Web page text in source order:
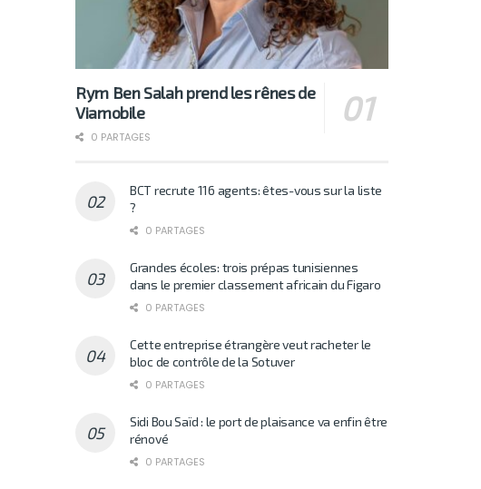
Rym Ben Salah prend les rênes de
Viamobile
0 PARTAGES
BCT recrute 116 agents: êtes-vous sur la liste
?
0 PARTAGES
Grandes écoles: trois prépas tunisiennes
dans le premier classement africain du Figaro
0 PARTAGES
Cette entreprise étrangère veut racheter le
bloc de contrôle de la Sotuver
0 PARTAGES
Sidi Bou Saïd : le port de plaisance va enfin être
rénové
0 PARTAGES